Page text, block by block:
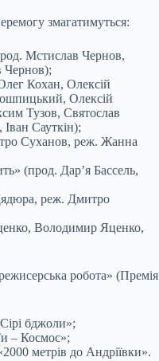
змагатимуться:
Мстислав Чернов,
Чернов);
Кохан, Олексій
Олексій
Тузов, Святослав
Сауткін);
Суханов, реж. Жанна
(прод. Дарʼя Бассель,
реж. Дмитро
Володимир Яценко,
робота» (Премія
бджоли»;
– Космос»;
метрів до Андріївки».